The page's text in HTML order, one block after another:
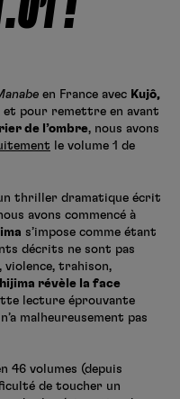
!
en France avec Kujô,
et pour remettre en avant
de l’ombre, nous avons
le volume 1 de
thriller dramatique écrit
avons commencé à
s’impose comme étant
décrits ne sont pas
violence, trahison,
révèle la face
lecture éprouvante
malheureusement pas
46 volumes (depuis
de toucher un